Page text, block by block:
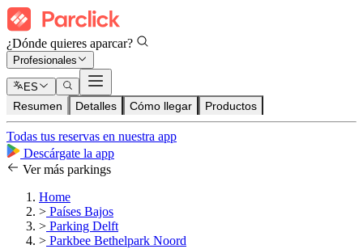
¿Dónde quieres aparcar?
Profesionales
ES
Resumen Detalles Cómo llegar Productos
Todas tus reservas en nuestra app
Descárgate la app
Ver más parkings
Home
> Países Bajos
> Parking Delft
> Parkbee Bethelpark Noord